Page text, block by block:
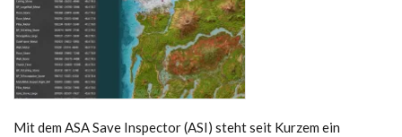
Mit dem ASA Save Inspector (ASI) steht seit Kurzem ein